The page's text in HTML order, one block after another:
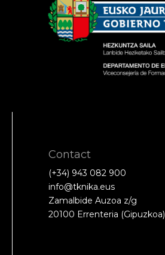
Contact
(+34) 943 082 900
info@tknika.eus
Zamalbide Auzoa z/g
20100 Errenteria (Gipuzkoa)